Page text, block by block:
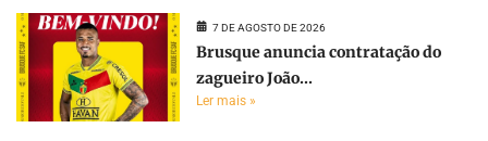
7 DE AGOSTO DE 2026
Brusque anuncia contratação do
zagueiro João...
Ler mais »